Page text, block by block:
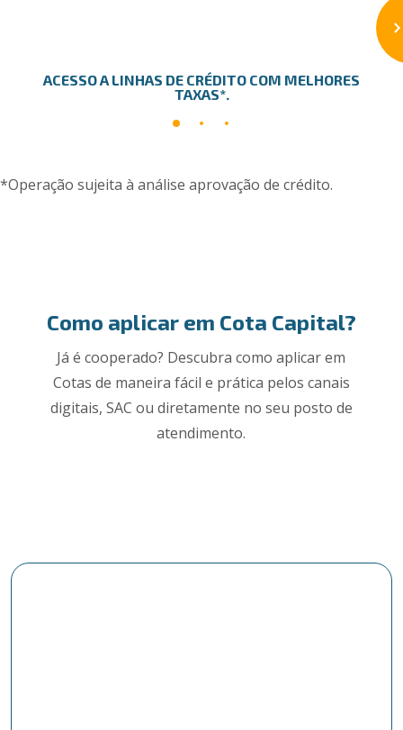
ACESSO A LINHAS DE CRÉDITO COM MELHORES
TAXAS*.
*Operação sujeita à análise aprovação de crédito.
Como aplicar em Cota Capital?
Já é cooperado? Descubra como aplicar em
Cotas de maneira fácil e prática pelos canais
digitais, SAC ou diretamente no seu posto de
atendimento.